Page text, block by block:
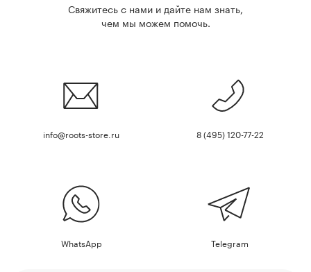
Свяжитесь с нами и дайте нам знать,
чем мы можем помочь.
info@roots-store.ru 8 (495) 120-77-22
WhatsApp Telegram